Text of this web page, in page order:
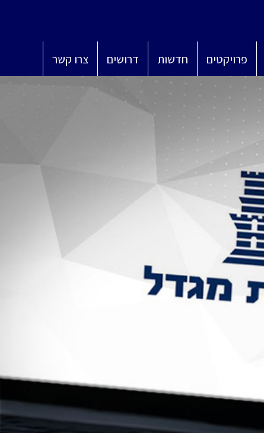
פרויקטים חדשות דרושים צרו קשר